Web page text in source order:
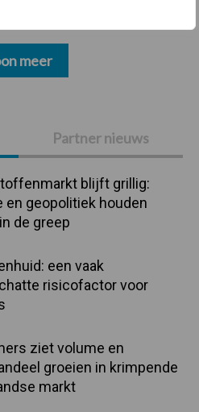
Partner nieuws
blijft grillig:
en geopolitiek houden
de greep
een vaak
risicofactor voor
ziet volume en
groeien in krimpende
markt
meer